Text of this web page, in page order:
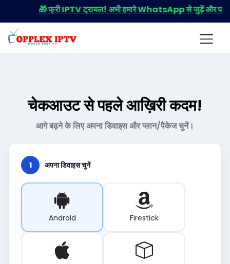
🎁 फ्री IPTV ट्रायल! अभी हमारे WhatsApp से जुड़ें और पाएं
चेकआउट से पहले आख़िरी कदम!
आगे बढ़ने के लिए अपना डिवाइस और प्लान/पैकेज चुनें।
1 अपना डिवाइस चुनें
Android Firestick